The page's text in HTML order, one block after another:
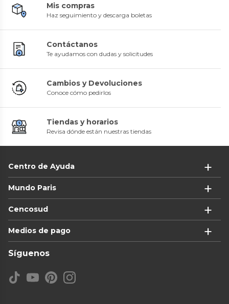
Mis compras
Haz seguimiento y descarga boletas
Contáctanos
Te ayudamos con dudas y solicitudes
Cambios y Devoluciones
Conoce cómo pedirlos
Tiendas y horarios
Revisa dónde están nuestras tiendas
Centro de Ayuda
Mundo Paris
Cencosud
Medios de pago
Síguenos